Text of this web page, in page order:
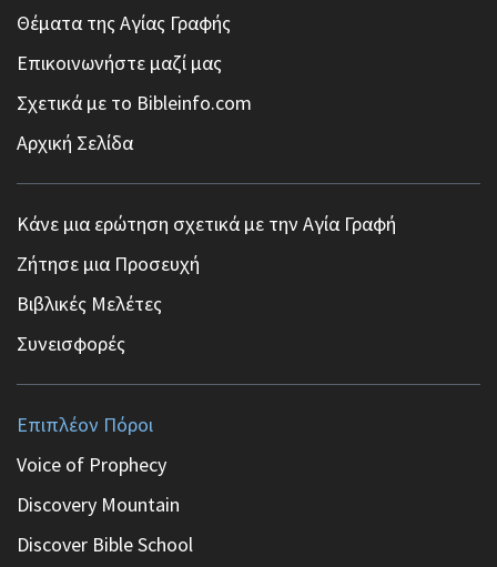
Θέματα της Αγίας Γραφής
Επικοινωνήστε μαζί μας
Σχετικά με το Bibleinfo.com
Αρχική Σελίδα
Κάνε μια ερώτηση σχετικά με την Αγία Γραφή
Ζήτησε μια Προσευχή
Βιβλικές Μελέτες
Συνεισφορές
Επιπλέον Πόροι
Voice of Prophecy
Discovery Mountain
Discover Bible School